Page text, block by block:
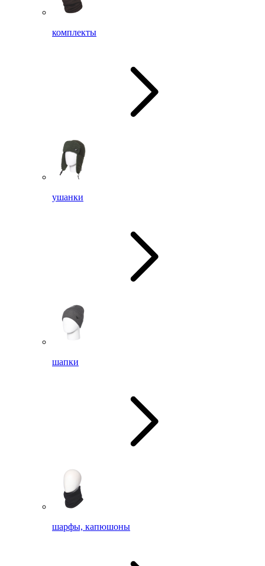
комплекты
ушанки
шапки
шарфы, капюшоны